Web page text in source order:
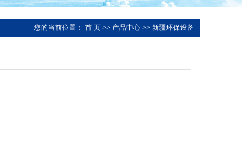
您的当前位置： 首 页 >> 产品中心 >> 新疆环保设备